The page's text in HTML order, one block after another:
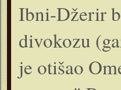
Ibni-Džerir
divokozu
je otišao